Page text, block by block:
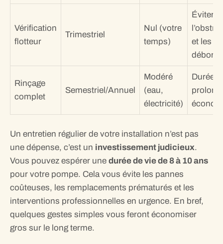
Vérification
flotteur
Trimestriel
Nul (votre
temps)
Éviter
et les
Rinçage
complet
Semestriel/Annuel
Modéré
(eau,
électricité)
Durée
Un entretien régulier de votre installation n’est pas
une dépense, c’est un investissement judicieux.
Vous pouvez espérer une durée de vie de 8 à 10 ans
pour votre pompe. Cela vous évite les pannes
coûteuses, les remplacements prématurés et les
interventions professionnelles en urgence. En bref,
quelques gestes simples vous feront économiser
gros sur le long terme.